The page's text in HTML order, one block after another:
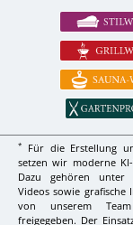
*
Für die Erstellung
setzen wir moderne
Dazu gehören unter
Videos sowie grafische
von unserem
freigegeben. Der